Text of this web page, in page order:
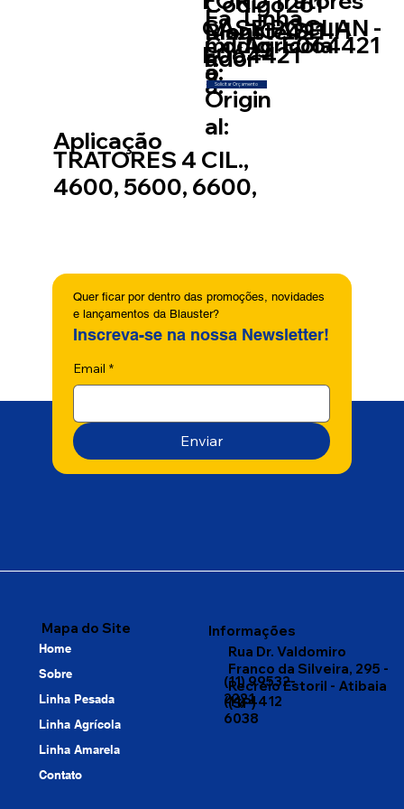
Aplicação
TRATORES 4 CIL.,
4600, 5600, 6600,
CASE POCLAN -
E064421
Blauste
r:
Linha
Agricola
CASE IH
Fa
míli
a:
421
E064421
Mont
ador
a:
Códig
o
Origin
al:
Solicitar Orçamento
Quer ficar por dentro das promoções, novidades
e lançamentos da Blauster?
Inscreva-se na nossa Newsletter!
Email *
Enviar
Informações
Rua Dr. Valdomiro
Franco da Silveira, 295 -
Recreio Estoril - Atibaia
(SP)
(11) 99532-
2221
(11) 4412
6038
Mapa do Site
Home
Sobre
Linha Pesada
Linha Agrícola
Linha Amarela
Contato